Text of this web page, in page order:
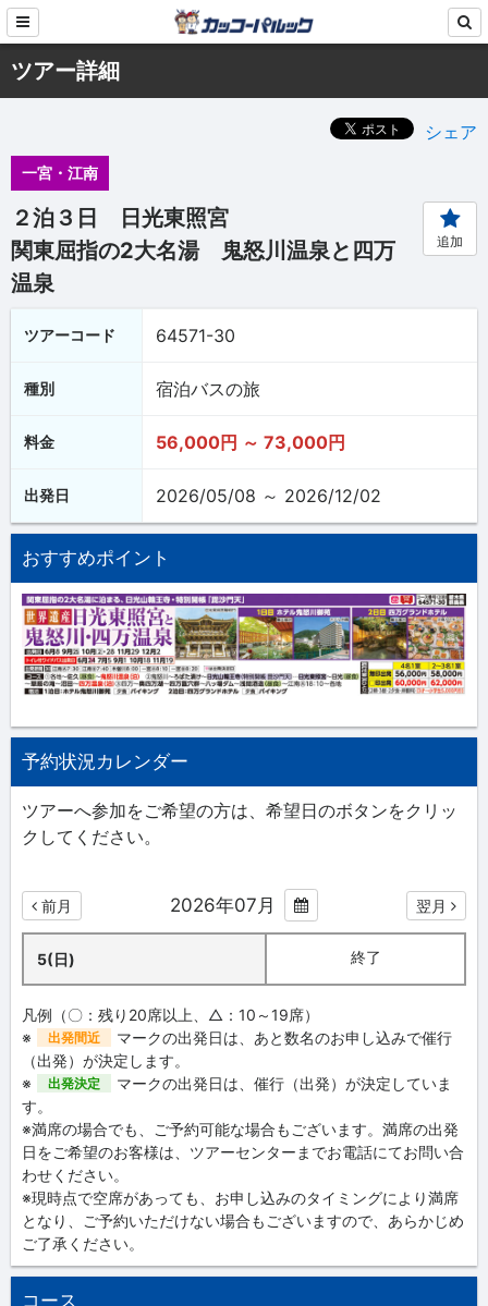
ツアー詳細
シェア
一宮・江南
２泊３日 日光東照宮
関東屈指の2大名湯 鬼怒川温泉と四万
温泉
追加
ツアーコード 64571-30
種別 宿泊バスの旅
料金 56,000円 ～ 73,000円
出発日 2026/05/08 ～ 2026/12/02
おすすめポイント
予約状況カレンダー
ツアーへ参加をご希望の方は、希望日のボタンをクリッ
クしてください。
前月 2026年07月 翌月
5(日) 終了
凡例（〇：残り20席以上、△：10～19席）
※
出発間近
マークの出発日は、あと数名のお申し込みで催行
（出発）が決定します。
※
出発決定
マークの出発日は、催行（出発）が決定していま
す。
※満席の場合でも、ご予約可能な場合もございます。満席の出発
日をご希望のお客様は、ツアーセンターまでお電話にてお問い合
わせください。
※現時点で空席があっても、お申し込みのタイミングにより満席
となり、ご予約いただけない場合もございますので、あらかじめ
ご了承ください。
コース